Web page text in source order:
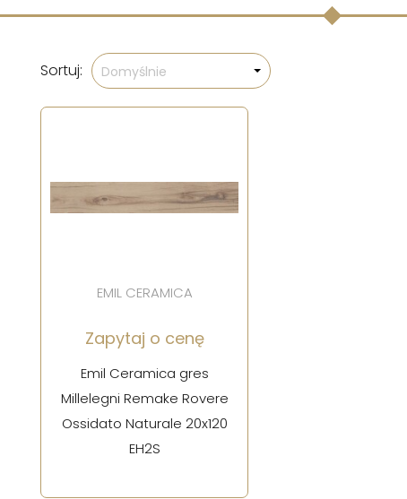
Sortuj: Domyślnie
EMIL CERAMICA
Zapytaj o cenę
Emil Ceramica gres
Millelegni Remake Rovere
Ossidato Naturale 20x120
EH2S